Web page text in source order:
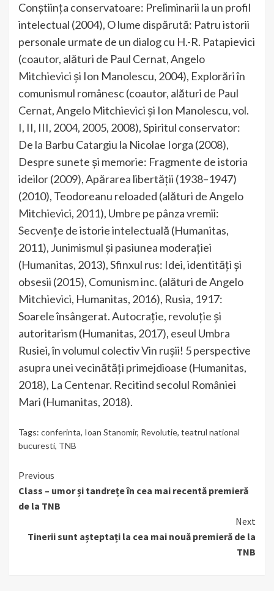
Conştiinţa conservatoare: Preliminarii la un profil
intelectual (2004), O lume dispărută: Patru istorii
personale urmate de un dialog cu H.-R. Patapievici
(coautor, alături de Paul Cernat, Angelo
Mitchievici şi Ion Manolescu, 2004), Explorări în
comunismul românesc (coautor, alături de Paul
Cernat, Angelo Mitchievici şi Ion Manolescu, vol.
I, II, III, 2004, 2005, 2008), Spiritul conservator:
De la Barbu Catargiu la Nicolae Iorga (2008),
Despre sunete şi memorie: Fragmente de istoria
ideilor (2009), Apărarea libertăţii (1938–1947)
(2010), Teodoreanu reloaded (alături de Angelo
Mitchievici, 2011), Umbre pe pânza vremii:
Secvenţe de istorie intelectuală (Humanitas,
2011), Junimismul şi pasiunea moderaţiei
(Humanitas, 2013), Sfinxul rus: Idei, identităţi şi
obsesii (2015), Comunism inc. (alături de Angelo
Mitchievici, Humanitas, 2016), Rusia, 1917:
Soarele însângerat. Autocrație, revoluție și
autoritarism (Humanitas, 2017), eseul Umbra
Rusiei, în volumul colectiv Vin rușii! 5 perspective
asupra unei vecinătăți primejdioase (Humanitas,
2018), La Centenar. Recitind secolul României
Mari (Humanitas, 2018).
Tags: conferinta, Ioan Stanomir, Revolutie, teatrul national
bucuresti, TNB
Continue
Reading
Previous
Class – umor și tandrețe în cea mai recentă premieră
de la TNB
Next
Tinerii sunt așteptați la cea mai nouă premieră de la
TNB